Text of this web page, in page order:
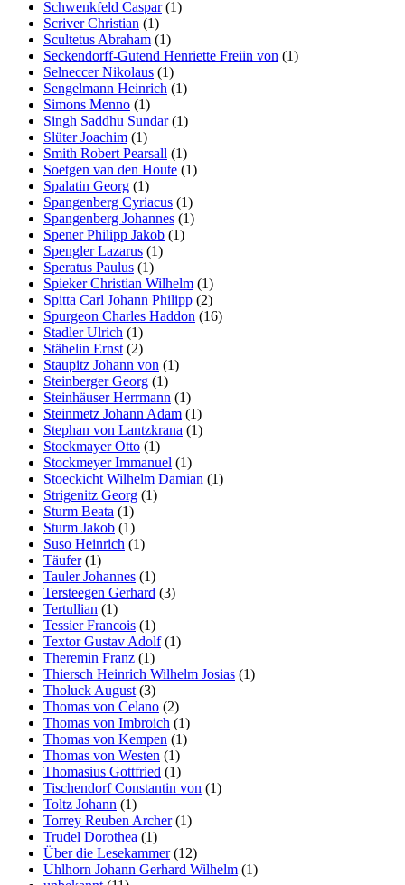
Schwenkfeld Caspar(1)
Scriver Christian (1)
Scultetus Abraham (1)
Seckendorff-Gutend Henriette Freiin von (1)
Selneccer Nikolaus (1)
Sengelmann Heinrich (1)
Simons Menno (1)
Singh Saddhu Sundar(1)
Slüter Joachim (1)
Smith Robert Pearsall (1)
Soetgen van den Houte (1)
Spalatin Georg (1)
Spangenberg Cyriacus (1)
Spangenberg Johannes (1)
Spener Philipp Jakob (1)
Spengler Lazarus (1)
Speratus Paulus (1)
Spieker Christian Wilhelm (1)
Spitta Carl Johann Philipp (2)
Spurgeon Charles Haddon (16)
Stadler Ulrich (1)
Stähelin Ernst (2)
Staupitz Johann von (1)
Steinberger Georg (1)
Steinhäuser Herrmann (1)
Steinmetz Johann Adam (1)
Stephan von Lantzkrana (1)
Stockmayer Otto (1)
Stockmeyer Immanuel (1)
Stoeckicht Wilhelm Damian (1)
Strigenitz Georg (1)
Sturm Beata (1)
Sturm Jakob (1)
Suso Heinrich (1)
Täufer(1)
Tauler Johannes (1)
Tersteegen Gerhard (3)
Tertullian (1)
Tessier Francois (1)
Textor Gustav Adolf(1)
Theremin Franz (1)
Thiersch Heinrich Wilhelm Josias (1)
Tholuck August (3)
Thomas von Celano (2)
Thomas von Imbroich (1)
Thomas von Kempen (1)
Thomas von Westen (1)
Thomasius Gottfried (1)
Tischendorf Constantin von (1)
Toltz Johann (1)
Torrey Reuben Archer(1)
Trudel Dorothea (1)
Über die Lesekammer(12)
Uhlhorn Johann Gerhard Wilhelm (1)